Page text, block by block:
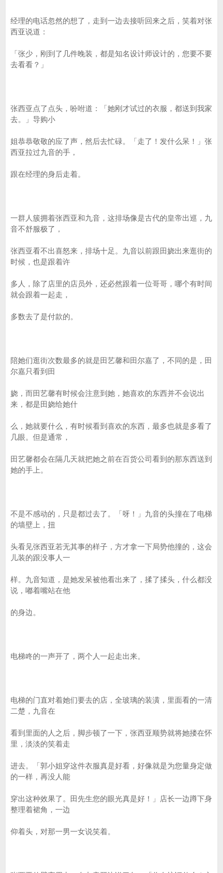
经理的电话忽然的想了，走到一边去接听回来之后，笑着对张
西亚说道：
「张少，刚到了几件晚装，都是知名设计师设计的，您要不要
去看看？」
张西亚点了点头，吩咐道：「她刚才试过的衣服，都送到我家
去。」导购小
姐恭恭敬敬的应了声，然后去忙碌。「走了！发什么呆！」张
西亚拉过九音的手，
跟在经理的身后走着。
一群人簇拥着张西亚和九音，这排场像是古代的皇帝出巡，九
音不舒服极了，
张西亚看不出喜怒来，排场十足。九音以前跟田娆出来逛街的
时候，也是跟着许
多人，除了店里的店员外，还必然跟着一位哥哥，哪个有时间
就会跟着一起走，
多数去了是付款的。
陪她们逛街次数最多的就是田艺馨和田尔嘉了，不同的是，田
尔嘉只看到田
娆，而田艺馨有时候会注意到她，她喜欢的东西并不会说出
来，都是田娆给她什
么，她就要什么，有时候看到喜欢的东西，最多也就是多看了
几眼。但是通常，
田艺馨都会在隔几天就把她之前在百货公司看到的那东西送到
她的手上。
不是不感动的，只是都过去了。「呀！」九音的头撞在了电梯
的墙壁上，扭
头看见张西亚若无其事的样子，方才拿一下局势他撞的，这会
儿装的跟没事人一
样。九音知道，是她发呆被他看出来了，揉了揉头，什么都没
说，嘟着嘴站在他
的身边。
电梯咚的一声开了，两个人一起走出来。
电梯的门直对着她们要去的店，全玻璃的装潢，里面看的一清
二楚，九音在
看到里面的人之后，脚步顿了一下，张西亚顺势就将她搂在怀
里，淡淡的笑着走
进去。「郭小姐穿这件衣服真是好看，好像就是为您量身定做
的一样，再没人能
穿出这种效果了。田先生您的眼光真是好！」店长一边蹲下身
整理着裙角，一边
仰着头，对那一男一女说笑着。